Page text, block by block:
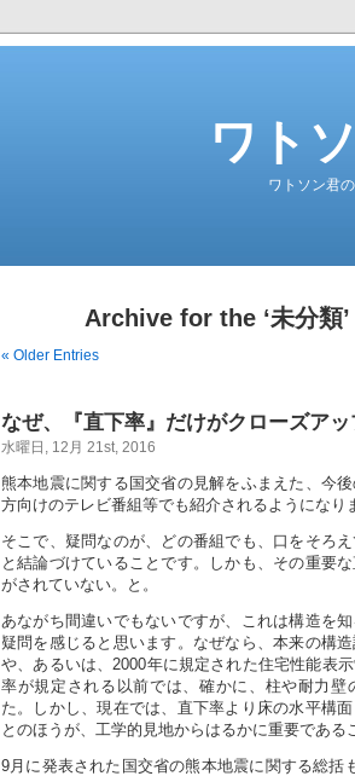
ワト
ワトソン君
Archive for the ‘未分類
« Older Entries
なぜ、『直下率』だけがクローズア
水曜日, 12月 21st, 2016
熊本地震に関する国交省の見解をふまえた、今
方向けのテレビ番組等でも紹介されるようになり
そこで、疑問なのが、どの番組でも、口をそろ
と結論づけていることです。しかも、その重要
がされていない。と。
あながち間違いでもないですが、これは構造を
疑問を感じると思います。なぜなら、本来の構
や、あるいは、2000年に規定された住宅性能表
率が規定される以前では、確かに、柱や耐力壁
た。しかし、現在では、直下率より床の水平構
とのほうが、工学的見地からはるかに重要である
9月に発表された国交省の熊本地震に関する総括